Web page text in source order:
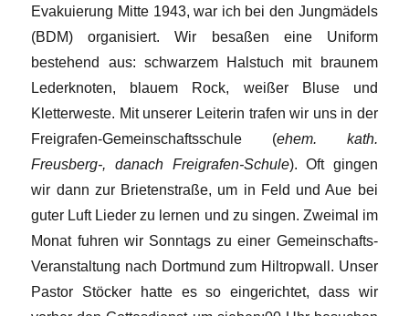
Evakuierung Mitte 1943, war ich bei den Jungmädels
(BDM) organisiert. Wir besaßen eine Uniform
bestehend aus: schwarzem Halstuch mit braunem
Lederknoten, blauem Rock, weißer Bluse und
Kletterweste. Mit unserer Leiterin trafen wir uns in der
Freigrafen-Gemeinschaftsschule (ehem. kath.
Freusberg-­, danach Freigrafen-Schule). Oft gingen
wir dann zur Brietenstraße, um in Feld und Aue bei
guter Luft Lieder zu lernen und zu singen. Zweimal im
Monat fuhren wir Sonntags zu einer Gemeinschafts-
Veranstaltung nach Dortmund zum Hiltropwall. Unser
Pastor Stöcker hatte es so eingerichtet, dass wir